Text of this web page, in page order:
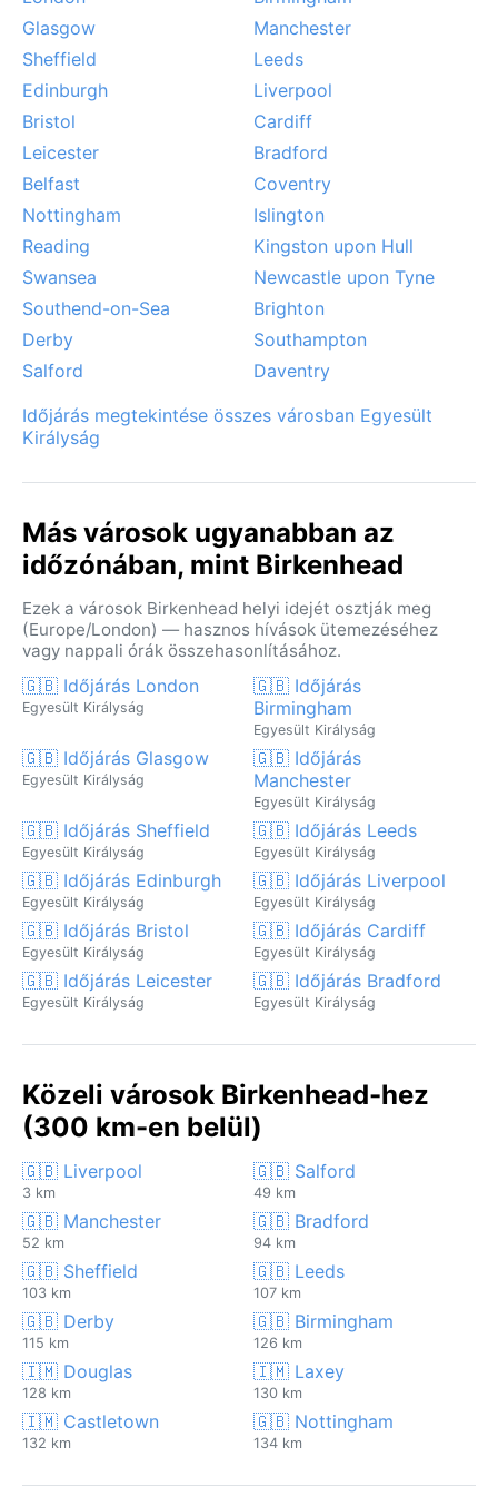
klímája tehát megbízhatóan mérsékelt – éppen elég
változatos ahhoz, hogy a természetet kedvelő utazók
minden évszakban találjanak benne valami újat.
Glasgow
Manchester
Sheffield
Leeds
Edinburgh
Liverpool
Bristol
Cardiff
Leicester
Bradford
Belfast
Coventry
Nottingham
Islington
Reading
Kingston upon Hull
Swansea
Newcastle upon Tyne
Southend-on-Sea
Brighton
Derby
Southampton
Salford
Daventry
Időjárás megtekintése összes városban Egyesült
Királyság
Más városok ugyanabban az
időzónában, mint Birkenhead
Ezek a városok Birkenhead helyi idejét osztják meg
(Europe/London) — hasznos hívások ütemezéséhez
vagy nappali órák összehasonlításához.
🇬🇧 Időjárás London
Egyesült Királyság
🇬🇧 Időjárás
Birmingham
Egyesült Királyság
🇬🇧 Időjárás Glasgow
Egyesült Királyság
🇬🇧 Időjárás
Manchester
Egyesült Királyság
🇬🇧 Időjárás Sheffield
Egyesült Királyság
🇬🇧 Időjárás Leeds
Egyesült Királyság
🇬🇧 Időjárás Edinburgh
Egyesült Királyság
🇬🇧 Időjárás Liverpool
Egyesült Királyság
🇬🇧 Időjárás Bristol
Egyesült Királyság
🇬🇧 Időjárás Cardiff
Egyesült Királyság
🇬🇧 Időjárás Leicester
Egyesült Királyság
🇬🇧 Időjárás Bradford
Egyesült Királyság
Közeli városok Birkenhead-hez
(300 km-en belül)
🇬🇧 Liverpool
3 km
🇬🇧 Salford
49 km
🇬🇧 Manchester
52 km
🇬🇧 Bradford
94 km
🇬🇧 Sheffield
103 km
🇬🇧 Leeds
107 km
🇬🇧 Derby
115 km
🇬🇧 Birmingham
126 km
🇮🇲 Douglas
128 km
🇮🇲 Laxey
130 km
🇮🇲 Castletown
132 km
🇬🇧 Nottingham
134 km